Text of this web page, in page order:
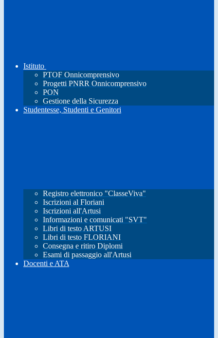
Istituto
PTOF Onnicomprensivo
Progetti PNRR Onnicomprensivo
PON
Gestione della Sicurezza
Studentesse, Studenti e Genitori
Registro elettronico "ClasseViva"
Iscrizioni al Floriani
Iscrizioni all'Artusi
Informazioni e comunicati "SVT"
Libri di testo ARTUSI
Libri di testo FLORIANI
Consegna e ritiro Diplomi
Esami di passaggio all'Artusi
Docenti e ATA